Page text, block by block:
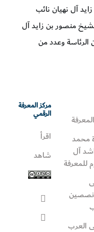
آل نهيان نائب
منصور بن زايد آل
الرئاسة وعدد من
محمد
آل
للمعرفة
العرب
مركز المعرفة
الرقمي
اقرأ
شاهد